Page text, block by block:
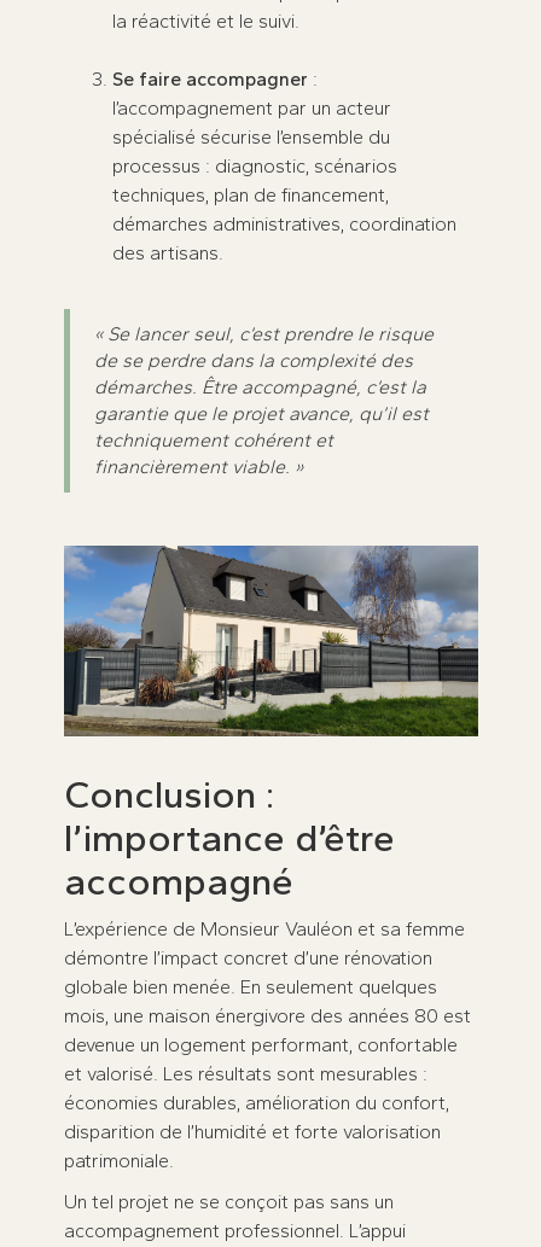
la réactivité et le suivi.
Se faire accompagner :
l’accompagnement par un acteur
spécialisé sécurise l’ensemble du
processus : diagnostic, scénarios
techniques, plan de financement,
démarches administratives, coordination
des artisans.
« Se lancer seul, c’est prendre le risque
de se perdre dans la complexité des
démarches. Être accompagné, c’est la
garantie que le projet avance, qu’il est
techniquement cohérent et
financièrement viable. »
Conclusion :
l’importance d’être
accompagné
L’expérience de Monsieur Vauléon et sa femme
démontre l’impact concret d’une rénovation
globale bien menée. En seulement quelques
mois, une maison énergivore des années 80 est
devenue un logement performant, confortable
et valorisé. Les résultats sont mesurables :
économies durables, amélioration du confort,
disparition de l’humidité et forte valorisation
patrimoniale.
Un tel projet ne se conçoit pas sans un
accompagnement professionnel. L’appui